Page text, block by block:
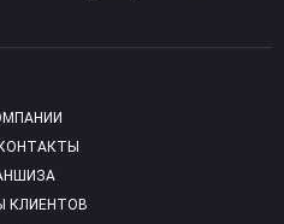
КЛИЕНТОВ